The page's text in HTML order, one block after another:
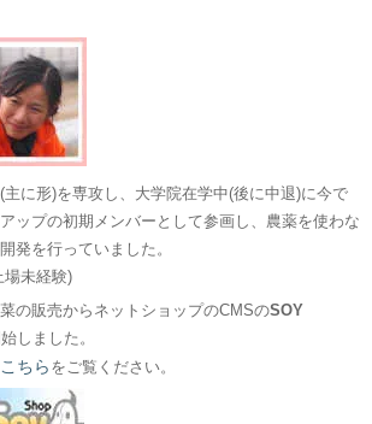
に形)を専攻し、大学院在学中(後に中退)に今で
ップの初期メンバーとして参画し、農薬を使わな
発を行っていました。
場未経験)
の販売からネットショップのCMSのSOY
しました。
こちら をご覧ください。